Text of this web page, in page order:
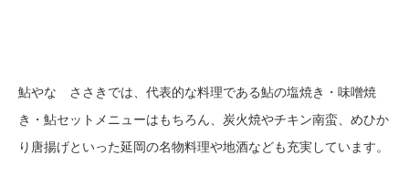
鮎やな ささきでは、代表的な料理である鮎の塩焼き・味噌焼
き・鮎セットメニューはもちろん、炭火焼やチキン南蛮、めひか
り唐揚げといった延岡の名物料理や地酒なども充実しています。